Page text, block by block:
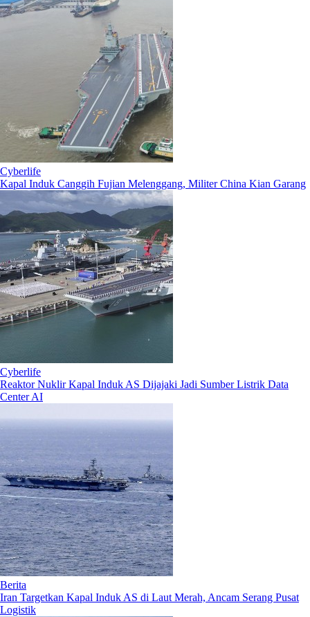
Cyberlife
Kapal Induk Canggih Fujian Melenggang, Militer China Kian Garang
Cyberlife
Reaktor Nuklir Kapal Induk AS Dijajaki Jadi Sumber Listrik Data
Center AI
Berita
Iran Targetkan Kapal Induk AS di Laut Merah, Ancam Serang Pusat
Logistik